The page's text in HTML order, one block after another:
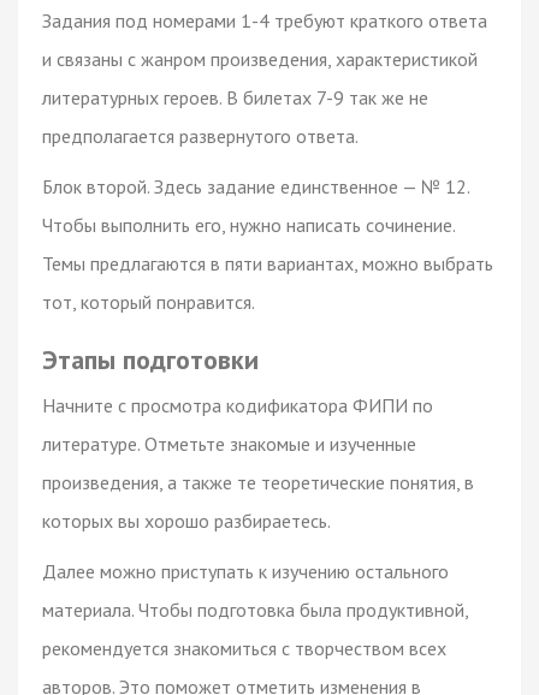
Задания под номерами 1-4 требуют краткого ответа
и связаны с жанром произведения, характеристикой
литературных героев. В билетах 7-9 так же не
предполагается развернутого ответа.
Блок второй. Здесь задание единственное — № 12.
Чтобы выполнить его, нужно написать сочинение.
Темы предлагаются в пяти вариантах, можно выбрать
тот, который понравится.
Этапы подготовки
Начните с просмотра кодификатора ФИПИ по
литературе. Отметьте знакомые и изученные
произведения, а также те теоретические понятия, в
которых вы хорошо разбираетесь.
Далее можно приступать к изучению остального
материала. Чтобы подготовка была продуктивной,
рекомендуется знакомиться с творчеством всех
авторов. Это поможет отметить изменения в